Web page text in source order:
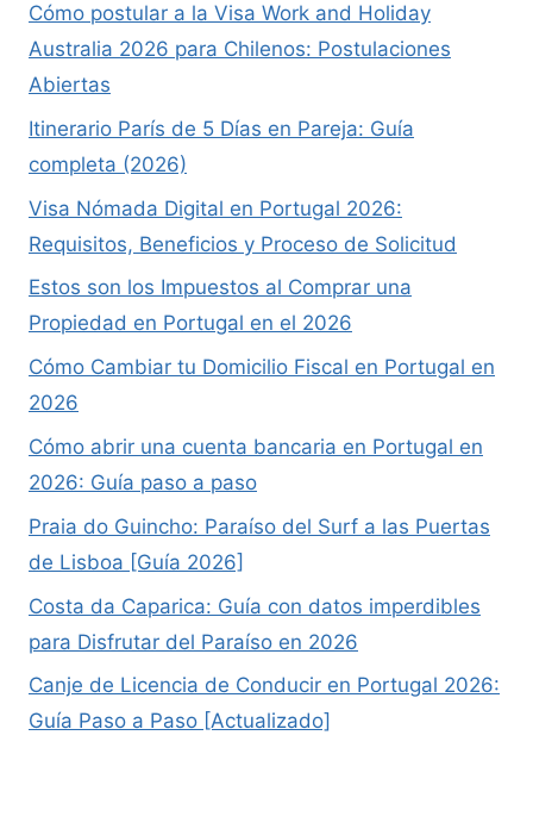
Cómo postular a la Visa Work and Holiday
Australia 2026 para Chilenos: Postulaciones
Abiertas
Itinerario París de 5 Días en Pareja: Guía
completa (2026)
Visa Nómada Digital en Portugal 2026:
Requisitos, Beneficios y Proceso de Solicitud
Estos son los Impuestos al Comprar una
Propiedad en Portugal en el 2026
Cómo Cambiar tu Domicilio Fiscal en Portugal en
2026
Cómo abrir una cuenta bancaria en Portugal en
2026: Guía paso a paso
Praia do Guincho: Paraíso del Surf a las Puertas
de Lisboa [Guía 2026]
Costa da Caparica: Guía con datos imperdibles
para Disfrutar del Paraíso en 2026
Canje de Licencia de Conducir en Portugal 2026:
Guía Paso a Paso [Actualizado]